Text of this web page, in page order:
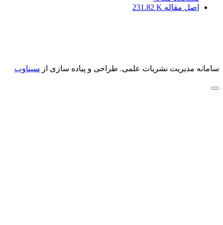
اصل مقاله 231.82 K
سامانه مدیریت نشریات علمی. طراحی و پیاده سازی از سیناوب